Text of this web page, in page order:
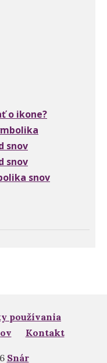
o ikone?
snov
snov
snov
používania
Kontakt
Snár